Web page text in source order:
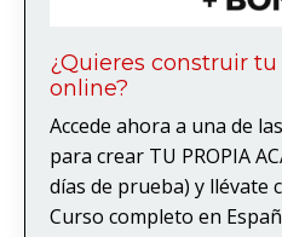
¿Quieres construir
online?
Accede ahora a una de
para crear TU PROPIA
días de prueba) y llévate
Curso completo en